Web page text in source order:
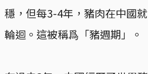
穩，但每3-4年，豬肉在中國
輪迴。這被稱爲「豬週期」。